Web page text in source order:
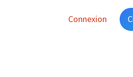
Connexion